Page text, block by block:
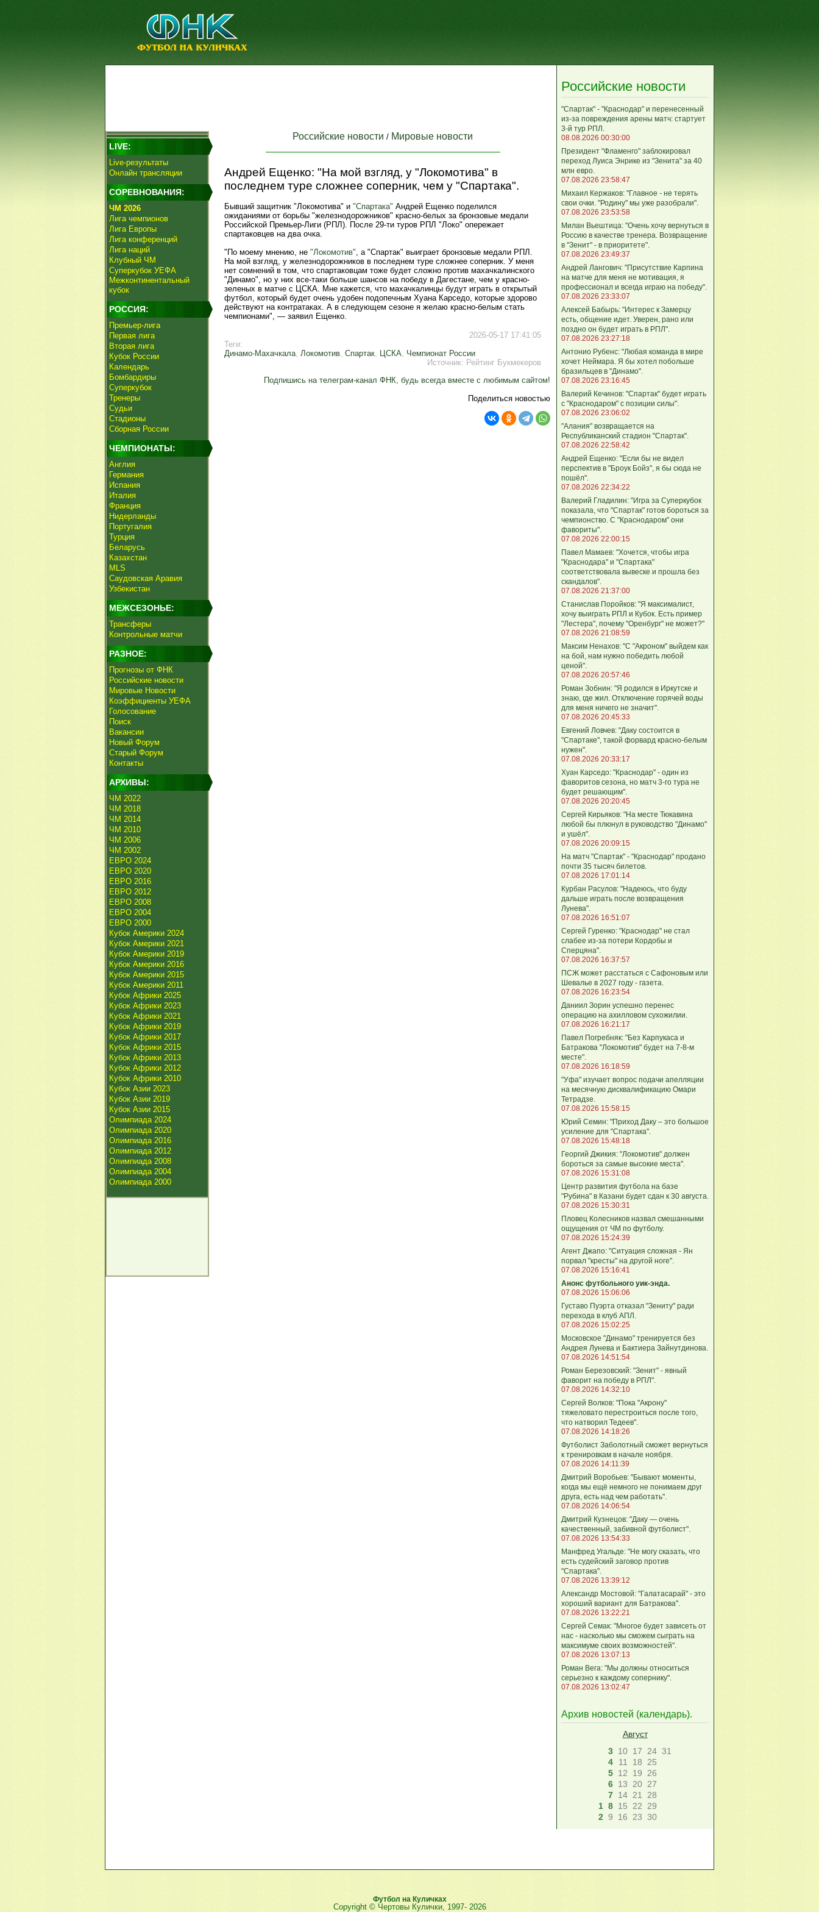
LIVE:
Live-результаты
Онлайн трансляции
СОРЕВНОВАНИЯ:
ЧМ 2026
Лига чемпионов
Лига Европы
Лига конференций
Лига наций
Клубный ЧМ
Суперкубок УЕФА
Межконтинентальный
кубок
РОССИЯ:
Премьер-лига
Первая лига
Вторая лига
Кубок России
Календарь
Бомбардиры
Суперкубок
Тренеры
Судьи
Стадионы
Сборная России
ЧЕМПИОНАТЫ:
Англия
Германия
Испания
Италия
Франция
Нидерланды
Португалия
Турция
Беларусь
Казахстан
MLS
Саудовская Аравия
Узбекистан
МЕЖСЕЗОНЬЕ:
Трансферы
Контрольные матчи
РАЗНОЕ:
Прогнозы от ФНК
Российские новости
Мировые Новости
Коэффициенты УЕФА
Голосование
Поиск
Вакансии
Новый Форум
Старый Форум
Контакты
АРХИВЫ:
ЧМ 2022
ЧМ 2018
ЧМ 2014
ЧМ 2010
ЧМ 2006
ЧМ 2002
ЕВРО 2024
ЕВРО 2020
ЕВРО 2016
ЕВРО 2012
ЕВРО 2008
ЕВРО 2004
ЕВРО 2000
Кубок Америки 2024
Кубок Америки 2021
Кубок Америки 2019
Кубок Америки 2016
Кубок Америки 2015
Кубок Америки 2011
Кубок Африки 2025
Кубок Африки 2023
Кубок Африки 2021
Кубок Африки 2019
Кубок Африки 2017
Кубок Африки 2015
Кубок Африки 2013
Кубок Африки 2012
Кубок Африки 2010
Кубок Азии 2023
Кубок Азии 2019
Кубок Азии 2015
Олимпиада 2024
Олимпиада 2020
Олимпиада 2016
Олимпиада 2012
Олимпиада 2008
Олимпиада 2004
Олимпиада 2000
Российские новости / Мировые новости
Андрей Ещенко: "На мой взгляд, у "Локомотива" в
последнем туре сложнее соперник, чем у "Спартака".
Бывший защитник "Локомотива" и "Спартака" Андрей Ещенко поделился
ожиданиями от борьбы "железнодорожников" красно-белых за бронзовые медали
Российской Премьер-Лиги (РПЛ). После 29-ти туров РПЛ "Локо" опережает
спартаковцев на два очка.
"По моему мнению, не "Локомотив", а "Спартак" выиграет бронзовые медали РПЛ.
На мой взгляд, у железнодорожников в последнем туре сложнее соперник. У меня
нет сомнений в том, что спартаковцам тоже будет сложно против махачкалинского
"Динамо", но у них все-таки больше шансов на победу в Дагестане, чем у красно-
зеленых в матче с ЦСКА. Мне кажется, что махачкалинцы будут играть в открытый
футбол, который будет очень удобен подопечным Хуана Карседо, которые здорово
действуют на контратаках. А в следующем сезоне я желаю красно-белым стать
чемпионами", — заявил Ещенко.
2026-05-17 17:41:05
Теги:
Динамо-Махачкала, Локомотив, Спартак, ЦСКА, Чемпионат России
Источник: Рейтинг Букмекеров
Подпишись на телеграм-канал ФНК, будь всегда вместе с любимым сайтом!
Поделиться новостью
Российские новости
"Спартак" - "Краснодар" и перенесенный
из-за повреждения арены матч: стартует
3-й тур РПЛ.
08.08.2026 00:30:00
Президент "Фламенго" заблокировал
переход Луиса Энрике из "Зенита" за 40
млн евро.
07.08.2026 23:58:47
Михаил Кержаков: "Главное - не терять
свои очки. "Родину" мы уже разобрали".
07.08.2026 23:53:58
Милан Вьештица: "Очень хочу вернуться в
Россию в качестве тренера. Возвращение
в "Зенит" - в приоритете".
07.08.2026 23:49:37
Андрей Лангович: "Присутствие Карпина
на матче для меня не мотивация, я
профессионал и всегда играю на победу".
07.08.2026 23:33:07
Алексей Бабырь: "Интерес к Замерцу
есть, общение идет. Уверен, рано или
поздно он будет играть в РПЛ".
07.08.2026 23:27:18
Антонио Рубенс: "Любая команда в мире
хочет Неймара. Я бы хотел побольше
бразильцев в "Динамо".
07.08.2026 23:16:45
Валерий Кечинов: "Спартак" будет играть
с "Краснодаром" с позиции силы".
07.08.2026 23:06:02
"Алания" возвращается на
Республиканский стадион "Спартак".
07.08.2026 22:58:42
Андрей Ещенко: "Если бы не видел
перспектив в "Броук Бойз", я бы сюда не
пошёл".
07.08.2026 22:34:22
Валерий Гладилин: "Игра за Суперкубок
показала, что "Спартак" готов бороться за
чемпионство. С "Краснодаром" они
фавориты".
07.08.2026 22:00:15
Павел Мамаев: "Хочется, чтобы игра
"Краснодара" и "Спартака"
соответствовала вывеске и прошла без
скандалов".
07.08.2026 21:37:00
Станислав Поройков: "Я максималист,
хочу выиграть РПЛ и Кубок. Есть пример
"Лестера", почему "Оренбург" не может?"
07.08.2026 21:08:59
Максим Ненахов: "С "Акроном" выйдем как
на бой, нам нужно победить любой
ценой".
07.08.2026 20:57:46
Роман Зобнин: "Я родился в Иркутске и
знаю, где жил. Отключение горячей воды
для меня ничего не значит".
07.08.2026 20:45:33
Евгений Ловчев: "Даку состоится в
"Спартаке", такой форвард красно-белым
нужен".
07.08.2026 20:33:17
Хуан Карседо: "Краснодар" - один из
фаворитов сезона, но матч 3-го тура не
будет решающим".
07.08.2026 20:20:45
Сергей Кирьяков: "На месте Тюкавина
любой бы плюнул в руководство "Динамо"
и ушёл".
07.08.2026 20:09:15
На матч "Спартак" - "Краснодар" продано
почти 35 тысяч билетов.
07.08.2026 17:01:14
Курбан Расулов: "Надеюсь, что буду
дальше играть после возвращения
Лунева".
07.08.2026 16:51:07
Сергей Гуренко: "Краснодар" не стал
слабее из-за потери Кордобы и
Сперцяна".
07.08.2026 16:37:57
ПСЖ может расстаться с Сафоновым или
Шевалье в 2027 году - газета.
07.08.2026 16:23:54
Даниил Зорин успешно перенес
операцию на ахилловом сухожилии.
07.08.2026 16:21:17
Павел Погребняк: "Без Карпукаса и
Батракова "Локомотив" будет на 7-8-м
месте".
07.08.2026 16:18:59
"Уфа" изучает вопрос подачи апелляции
на месячную дисквалификацию Омари
Тетрадзе.
07.08.2026 15:58:15
Юрий Семин: "Приход Даку – это большое
усиление для "Спартака".
07.08.2026 15:48:18
Георгий Джикия: "Локомотив" должен
бороться за самые высокие места".
07.08.2026 15:31:08
Центр развития футбола на базе
"Рубина" в Казани будет сдан к 30 августа.
07.08.2026 15:30:31
Пловец Колесников назвал смешанными
ощущения от ЧМ по футболу.
07.08.2026 15:24:39
Агент Джапо: "Ситуация сложная - Ян
порвал "кресты" на другой ноге".
07.08.2026 15:16:41
Анонс футбольного уик-энда.
07.08.2026 15:06:06
Густаво Пуэрта отказал "Зениту" ради
перехода в клуб АПЛ.
07.08.2026 15:02:25
Московское "Динамо" тренируется без
Андрея Лунева и Бактиера Зайнутдинова.
07.08.2026 14:51:54
Роман Березовский: "Зенит" - явный
фаворит на победу в РПЛ".
07.08.2026 14:32:10
Сергей Волков: "Пока "Акрону"
тяжеловато перестроиться после того,
что натворил Тедеев".
07.08.2026 14:18:26
Футболист Заболотный сможет вернуться
к тренировкам в начале ноября.
07.08.2026 14:11:39
Дмитрий Воробьев: "Бывают моменты,
когда мы ещё немного не понимаем друг
друга, есть над чем работать".
07.08.2026 14:06:54
Дмитрий Кузнецов: "Даку — очень
качественный, забивной футболист".
07.08.2026 13:54:33
Манфред Угальде: "Не могу сказать, что
есть судейский заговор против
"Спартака".
07.08.2026 13:39:12
Александр Мостовой: "Галатасарай" - это
хороший вариант для Батракова".
07.08.2026 13:22:21
Сергей Семак: "Многое будет зависеть от
нас - насколько мы сможем сыграть на
максимуме своих возможностей".
07.08.2026 13:07:13
Роман Вега: "Мы должны относиться
серьезно к каждому сопернику".
07.08.2026 13:02:47
Архив новостей (календарь).
Август
3 10 17 24 31
4
11 18
25
5 12 19
26
6 13 20 27
7 14 21
28
1 8 15 22
29
2 9 16 23 30
Футбол на Куличках
Copyright © Чертовы Кулички, 1997- 2026